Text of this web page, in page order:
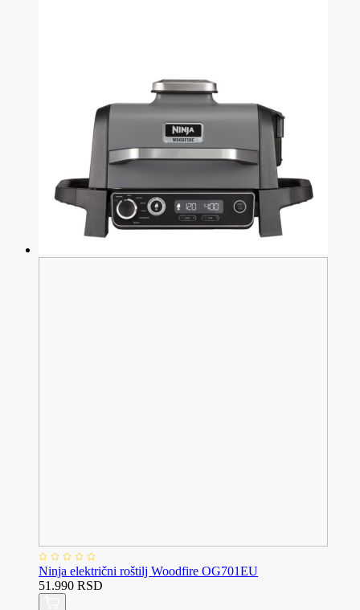
Ninja električni roštilj Woodfire OG701EU
51.990 RSD